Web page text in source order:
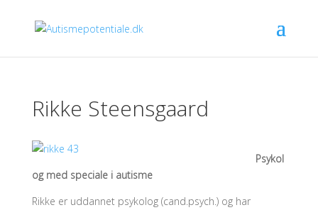
Rikke Steensgaard
Psykol
og med speciale i autisme
Rikke er uddannet psykolog (cand.psych.) og har